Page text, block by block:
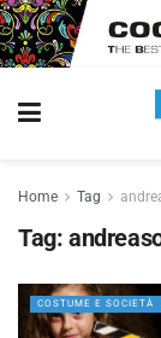
Home Tag
Tag:
COSTUME E SOCIETÀ